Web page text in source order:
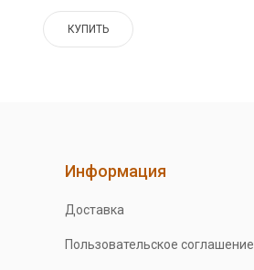
КУПИТЬ
Информация
Доставка
Пользовательское соглашение